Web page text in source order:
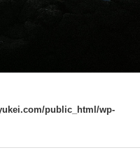
public_html/wp-